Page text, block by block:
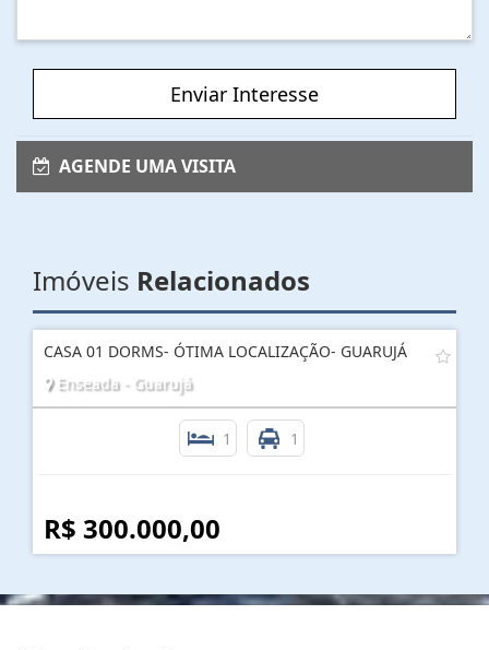
Enviar Interesse
AGENDE UMA VISITA
Imóveis Relacionados
CASA 01 DORMS- ÓTIMA LOCALIZAÇÃO- GUARUJÁ
Enseada - Guarujá
1 1
R$ 300.000,00